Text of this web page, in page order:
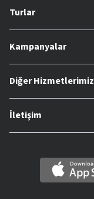
Turlar
Kampanyalar
Diğer Hizmetlerimiz
İletişim